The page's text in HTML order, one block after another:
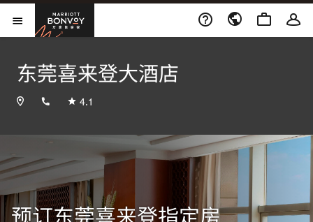
Skip to Content
打开菜单万豪旅享家
东莞喜来登大酒店
+8676985988888
4.1
预订东莞喜来登指定房